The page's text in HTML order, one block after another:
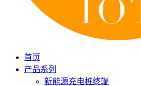
首页
产品系列
新能源充电桩终端